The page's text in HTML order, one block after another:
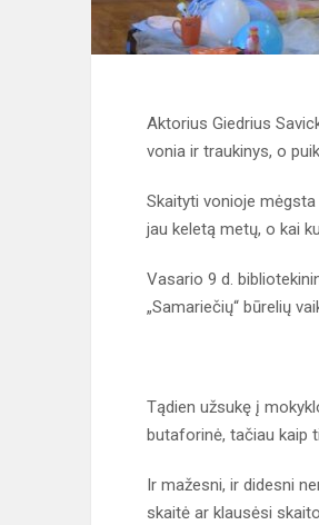
Aktorius Giedrius
vonia ir traukinys, o
Skaityti vonioje
jau keletą metų, o kai
Vasario 9 d.
„Samariečių“ būrelių
Tądien užsukę į
butaforinė, tačiau kaip
Ir mažesni, ir didesni
skaitė ar klausėsi